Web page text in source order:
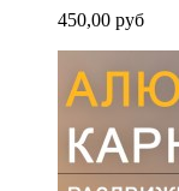
450,00 руб